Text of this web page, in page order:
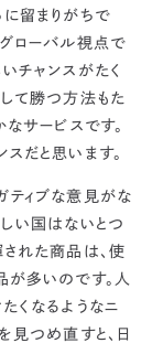
留まりがちで
ローバル視点で
チャンスがたく
て勝つ方法もた
サービスです。
だと思います。
ティブな意見がな
い国はないとつ
れた商品は、使
が多い のです。人
くなるようなニ
見つめ直すと、日